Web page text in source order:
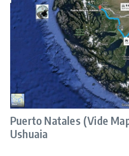
Puerto Natales (Vide
Ushuaia